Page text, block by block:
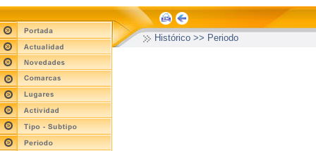
Histórico >> Periodo